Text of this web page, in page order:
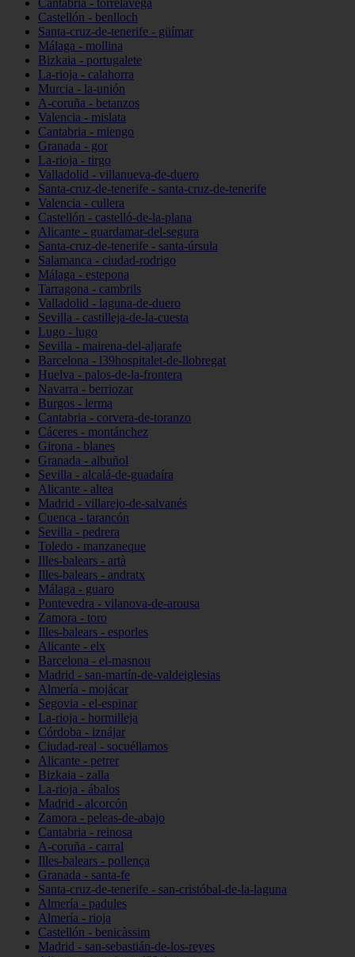
Cantabria - torrelavega
Castellón - benlloch
Santa-cruz-de-tenerife - güímar
Málaga - mollina
Bizkaia - portugalete
La-rioja - calahorra
Murcia - la-unión
A-coruña - betanzos
Valencia - mislata
Cantabria - miengo
Granada - gor
La-rioja - tirgo
Valladolid - villanueva-de-duero
Santa-cruz-de-tenerife - santa-cruz-de-tenerife
Valencia - cullera
Castellón - castelló-de-la-plana
Alicante - guardamar-del-segura
Santa-cruz-de-tenerife - santa-úrsula
Salamanca - ciudad-rodrigo
Málaga - estepona
Tarragona - cambrils
Valladolid - laguna-de-duero
Sevilla - castilleja-de-la-cuesta
Lugo - lugo
Sevilla - mairena-del-aljarafe
Barcelona - l39hospitalet-de-llobregat
Huelva - palos-de-la-frontera
Navarra - berriozar
Burgos - lerma
Cantabria - corvera-de-toranzo
Cáceres - montánchez
Girona - blanes
Granada - albuñol
Sevilla - alcalá-de-guadaíra
Alicante - altea
Madrid - villarejo-de-salvanés
Cuenca - tarancón
Sevilla - pedrera
Toledo - manzaneque
Illes-balears - artà
Illes-balears - andratx
Málaga - guaro
Pontevedra - vilanova-de-arousa
Zamora - toro
Illes-balears - esporles
Alicante - elx
Barcelona - el-masnou
Madrid - san-martín-de-valdeiglesias
Almería - mojácar
Segovia - el-espinar
La-rioja - hormilleja
Córdoba - iznájar
Ciudad-real - socuéllamos
Alicante - petrer
Bizkaia - zalla
La-rioja - ábalos
Madrid - alcorcón
Zamora - peleas-de-abajo
Cantabria - reinosa
A-coruña - carral
Illes-balears - pollença
Granada - santa-fe
Santa-cruz-de-tenerife - san-cristóbal-de-la-laguna
Almería - padules
Almería - rioja
Castellón - benicàssim
Madrid - san-sebastián-de-los-reyes